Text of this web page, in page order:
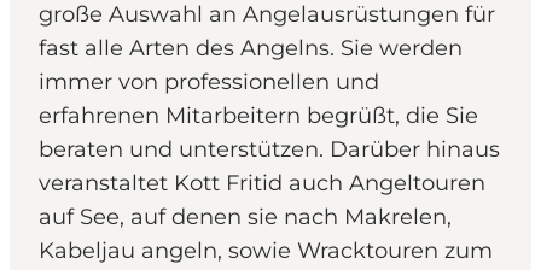
große Auswahl an Angelausrüstungen für
fast alle Arten des Angelns. Sie werden
immer von professionellen und
erfahrenen Mitarbeitern begrüßt, die Sie
beraten und unterstützen. Darüber hinaus
veranstaltet Kott Fritid auch Angeltouren
auf See, auf denen sie nach Makrelen,
Kabeljau angeln, sowie Wracktouren zum